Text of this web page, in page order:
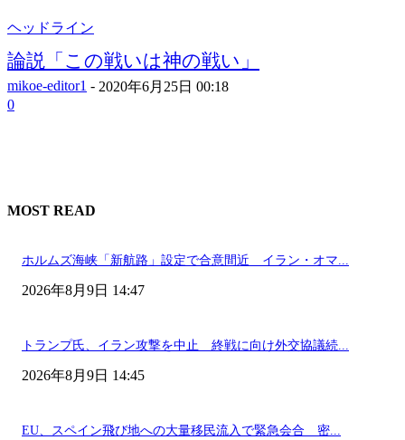
ヘッドライン
論説「この戦いは神の戦い」
mikoe-editor1 - 2020年6月25日 00:18
0
MOST READ
ホルムズ海峡「新航路」設定で合意間近 イラン・オマ...
2026年8月9日 14:47
トランプ氏、イラン攻撃を中止 終戦に向け外交協議続...
2026年8月9日 14:45
EU、スペイン飛び地への大量移民流入で緊急会合 密...